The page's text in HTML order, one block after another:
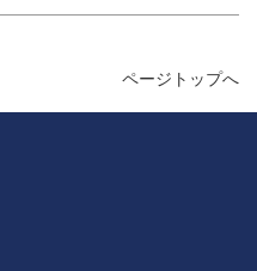
ページトップへ